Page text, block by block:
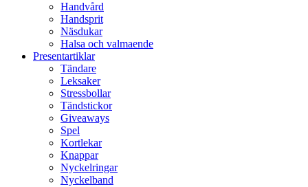
Handvård
Handsprit
Näsdukar
Halsa och valmaende
Presentartiklar
Tändare
Leksaker
Stressbollar
Tändstickor
Giveaways
Spel
Kortlekar
Knappar
Nyckelringar
Nyckelband